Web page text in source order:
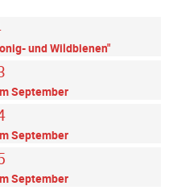
und Wildbienen"
September
September
September